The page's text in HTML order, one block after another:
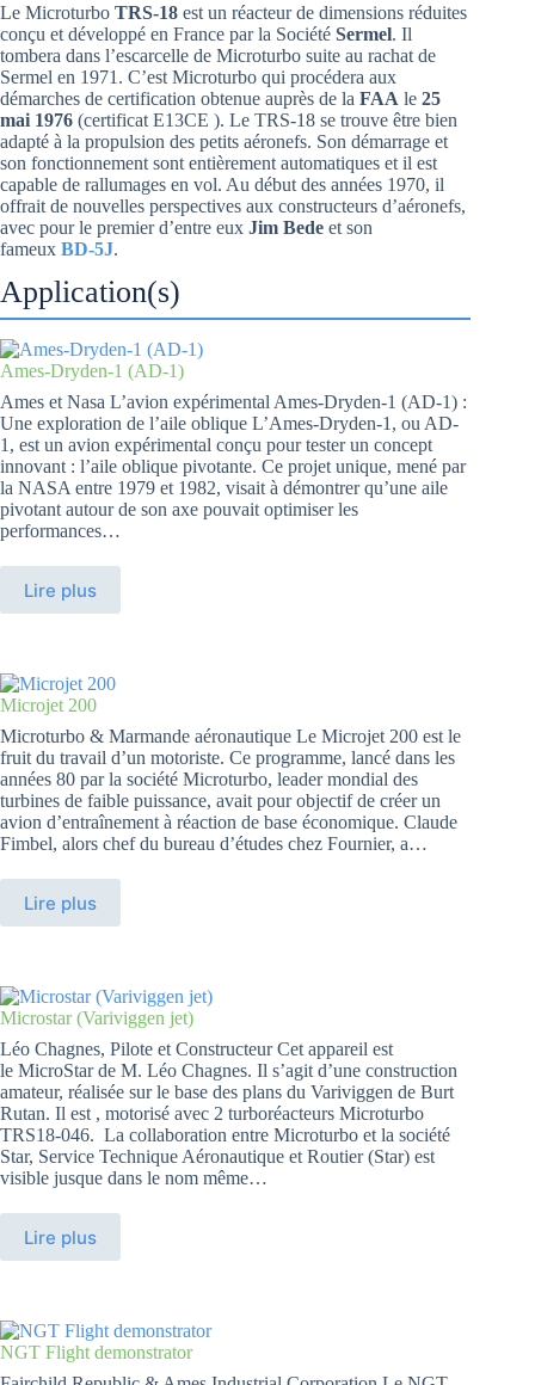
Le Microturbo TRS-18 est un réacteur de dimensions réduites
conçu et développé en France par la Société Sermel. Il
tombera dans l’escarcelle de Microturbo suite au rachat de
Sermel en 1971. C’est Microturbo qui procédera aux
démarches de certification obtenue auprès de la FAA le 25
mai 1976 (certificat E13CE ). Le TRS-18 se trouve être bien
adapté à la propulsion des petits aéronefs. Son démarrage et
son fonctionnement sont entièrement automatiques et il est
capable de rallumages en vol. Au début des années 1970, il
offrait de nouvelles perspectives aux constructeurs d’aéronefs,
avec pour le premier d’entre eux Jim Bede et son
fameux BD-5J.
Application(s)
Ames-Dryden-1 (AD-1)
Ames et Nasa L’avion expérimental Ames-Dryden-1 (AD-1) :
Une exploration de l’aile oblique L’Ames-Dryden-1, ou AD-
1, est un avion expérimental conçu pour tester un concept
innovant : l’aile oblique pivotante. Ce projet unique, mené par
la NASA entre 1979 et 1982, visait à démontrer qu’une aile
pivotant autour de son axe pouvait optimiser les
performances…
Lire plus
Microjet 200
Microturbo & Marmande aéronautique Le Microjet 200 est le
fruit du travail d’un motoriste. Ce programme, lancé dans les
années 80 par la société Microturbo, leader mondial des
turbines de faible puissance, avait pour objectif de créer un
avion d’entraînement à réaction de base économique. Claude
Fimbel, alors chef du bureau d’études chez Fournier, a…
Lire plus
Microstar (Variviggen jet)
Léo Chagnes, Pilote et Constructeur Cet appareil est
le MicroStar de M. Léo Chagnes. Il s’agit d’une construction
amateur, réalisée sur le base des plans du Variviggen de Burt
Rutan. Il est , motorisé avec 2 turboréacteurs Microturbo
TRS18-046. La collaboration entre Microturbo et la société
Star, Service Technique Aéronautique et Routier (Star) est
visible jusque dans le nom même…
Lire plus
NGT Flight demonstrator